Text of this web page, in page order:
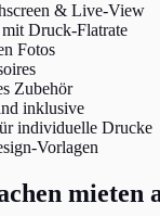
& Live-View
Druck-Flatrate
Fotos
Zubehör
inklusive
individuelle Drucke
Vorlagen
mieten